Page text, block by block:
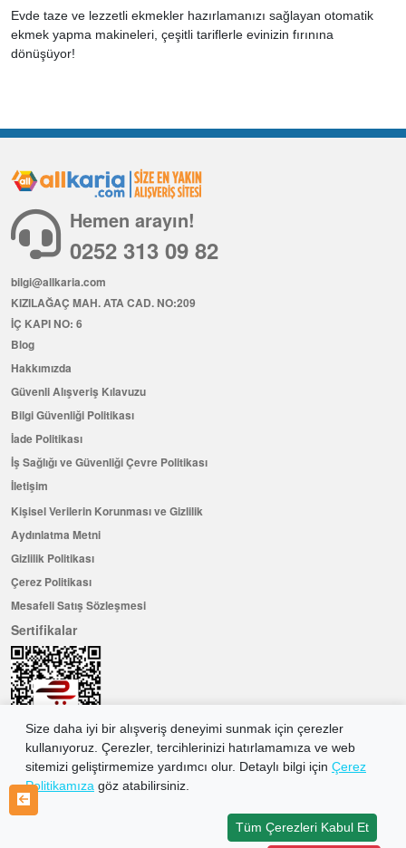
Evde taze ve lezzetli ekmekler hazırlamanızı sağlayan otomatik
ekmek yapma makineleri, çeşitli tariflerle evinizin fırınına
dönüşüyor!
Size daha iyi bir alışveriş deneyimi sunmak için çerezler
kullanıyoruz. Çerezler, tercihlerinizi hatırlamamıza ve web
sitemizi geliştirmemize yardımcı olur. Detaylı bilgi için Çerez
Politikamıza göz atabilirsiniz.
Tüm Çerezleri Kabul Et
Hemen arayın!
0252 313 09 82
bilgi@allkaria.com
KIZILAĞAÇ MAH. ATA CAD. NO:209
İÇ KAPI NO: 6
Blog
Hakkımızda
Güvenli Alışveriş Kılavuzu
Bilgi Güvenliği Politikası
İade Politikası
İş Sağlığı ve Güvenliği Çevre Politikası
İletişim
Kişisel Verilerin Korunması ve Gizlilik
Aydınlatma Metni
Gizlilik Politikası
Çerez Politikası
Mesafeli Satış Sözleşmesi
Sertifikalar
Hemen Üye Olun ...ve 100 ₺ değerinde indirim kuponu kazanın